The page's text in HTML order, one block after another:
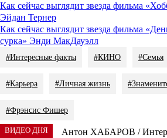
Как сейчас выглядит звезда фильма
Эйдан Тернер
Как сейчас выглядит звезда фильма
сурка» Энди МакДауэлл
#Интересные факты #КИНО #Семья
#Карьера #Личная жизнь
#Фрэнсис Фишер
ВИДЕО ДНЯ
Антон ХАБАРОВ /